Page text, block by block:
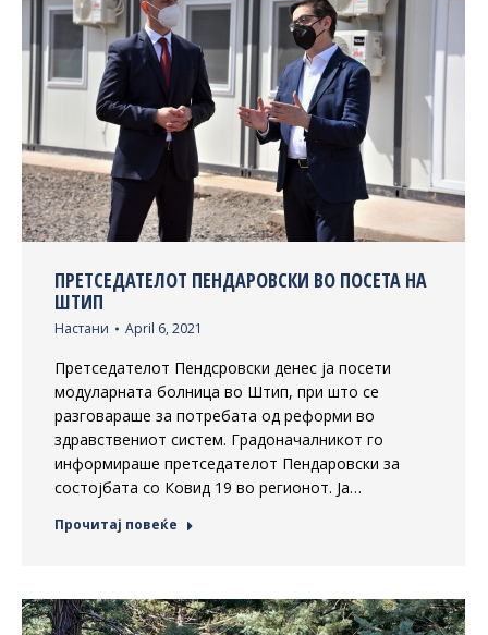
ПРЕТСЕДАТЕЛОТ ПЕНДАРОВСКИ ВО ПОСЕТА НА
ШТИП
Настани April 6, 2021
Претседателот Пендсровски денес ја посети
модуларната болница во Штип, при што се
разговараше за потребата од реформи во
здравствениот систем. Градоначалникот го
информираше претседателот Пендаровски за
состојбата со Ковид 19 во регионот. Ја…
Прочитај повеќе